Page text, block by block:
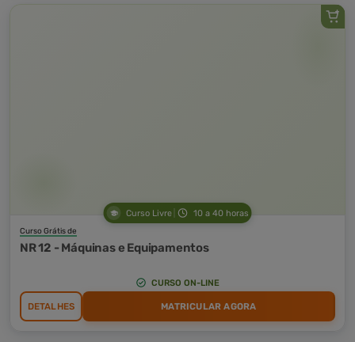
Curso Livre 10 a 40 horas
Curso Grátis de
NR 12 - Máquinas e Equipamentos
CURSO ON-LINE
DETALHES MATRICULAR AGORA